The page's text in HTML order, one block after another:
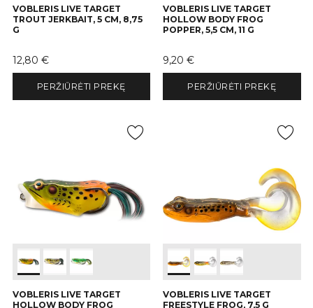
VOBLERIS LIVE TARGET
TROUT JERKBAIT, 5 CM, 8,75
G
Kaina
12,80 €
PERŽIŪRĖTI PREKĘ
VOBLERIS LIVE TARGET
HOLLOW BODY FROG
POPPER, 5,5 CM, 11 G
Kaina
9,20 €
PERŽIŪRĖTI PREKĘ
VOBLERIS LIVE TARGET
HOLLOW BODY FROG
VOBLERIS LIVE TARGET
FREESTYLE FROG, 7,5 G